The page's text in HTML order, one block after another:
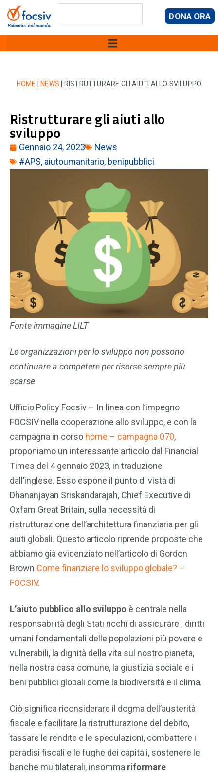
DONA ORA
HOME NEWS RISTRUTTURARE GLI AIUTI ALLO SVILUPPO
Ristrutturare gli aiuti allo
sviluppo
Gennaio 24, 2023
News
#APS, aiutoumanitario, benipubblici
Fonte immagineLILT
Le organizzazioni per lo sviluppo non possono
continuare a competere per risorse sempre più
scarse
Ufficio Policy Focsiv – In linea con l’impegno
FOCSIV nella cooperazione allo sviluppo, e con la
campagna in corso home – campagna 070,
proponiamo un interessante articolo dal Financial
Times del 4 gennaio 2023, in traduzione
dall’inglese. Esso espone il punto di vista di
Dhananjayan Sriskandarajah, Chief Executive di
Oxfam Great Britain, sulla necessità di
ristrutturazione dell’architettura finanziaria per gli
aiuti globali. Questo articolo riprende proposte che
abbiamo già evidenziato nell’articolo di Gordon
Brown Come finanziare lo sviluppo globale? –
FOCSIV.
L’aiuto pubblico allo sviluppo è centrale nella
responsabilità degli Stati ricchi di assicurare i diritti
umani fondamentali delle popolazioni più povere e
vulnerabili, la dignità della vita sul nostro pianeta,
nella nostra casa comune, la giustizia sociale e i
beni pubblici globali come la biodiversità e il clima.
Ciò significa riconsiderare il dogma dell’austerità
fiscale e facilitare la ristrutturazione del debito,
tassare le rendite e le speculazioni, combattere i
paradisi fiscali e le fughe dei capitali, sostenere le
banche multilaterali, insomma riformare